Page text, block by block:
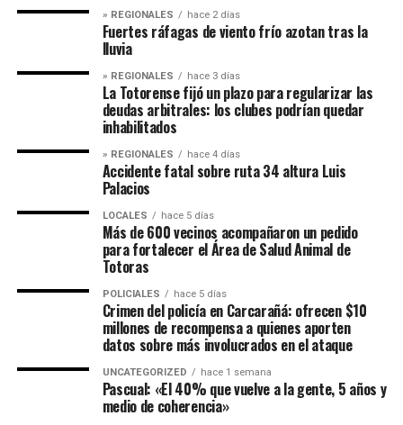
» REGIONALES hace 2 días
Fuertes ráfagas de viento frío azotan tras la
lluvia
» REGIONALES hace 3 días
La Totorense fijó un plazo para regularizar las
deudas arbitrales: los clubes podrían quedar
inhabilitados
» REGIONALES hace 4 días
Accidente fatal sobre ruta 34 altura Luis
Palacios
LOCALES hace 5 días
Más de 600 vecinos acompañaron un pedido
para fortalecer el Área de Salud Animal de
Totoras
POLICIALES hace 5 días
Crimen del policía en Carcarañá: ofrecen $10
millones de recompensa a quienes aporten
datos sobre más involucrados en el ataque
UNCATEGORIZED hace 1 semana
Pascual: «El 40% que vuelve a la gente, 5 años y
medio de coherencia»